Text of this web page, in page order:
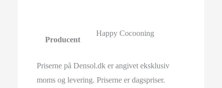
Producent
Happy Cocooning
Priserne på Densol.dk er angivet eksklusiv
moms og levering. Priserne er dagspriser.